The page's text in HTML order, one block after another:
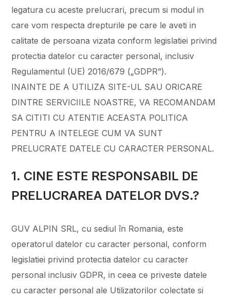
legatura cu aceste prelucrari, precum si modul in
care vom respecta drepturile pe care le aveti in
calitate de persoana vizata conform legislatiei privind
protectia datelor cu caracter personal, inclusiv
Regulamentul (UE) 2016/679 („GDPR”).
INAINTE DE A UTILIZA SITE-UL SAU ORICARE
DINTRE SERVICIILE NOASTRE, VA RECOMANDAM
SA CITITI CU ATENTIE ACEASTA POLITICA
PENTRU A INTELEGE CUM VA SUNT
PRELUCRATE DATELE CU CARACTER PERSONAL.
1. CINE ESTE RESPONSABIL DE
PRELUCRAREA DATELOR DVS.?
GUV ALPIN SRL, cu sediul în Romania, este
operatorul datelor cu caracter personal, conform
legislatiei privind protectia datelor cu caracter
personal inclusiv GDPR, in ceea ce priveste datele
cu caracter personal ale Utilizatorilor colectate si